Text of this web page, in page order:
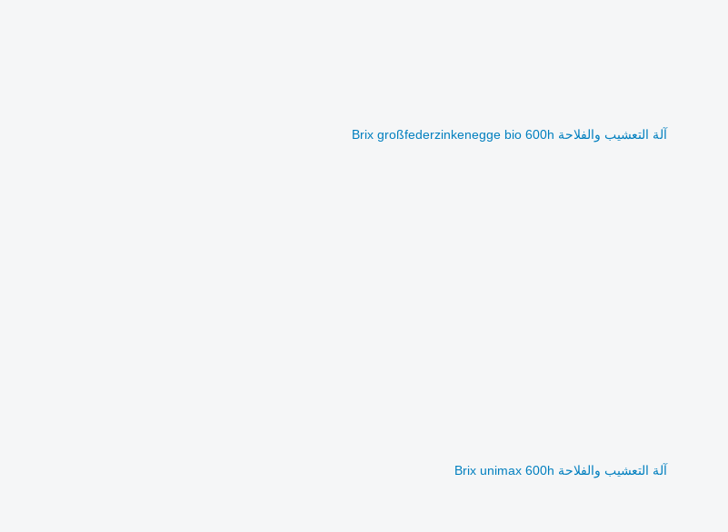
آلة التعشيب والفلاحة Brix großfederzinkenegge bio 600h
آلة التعشيب والفلاحة Brix unimax 600h